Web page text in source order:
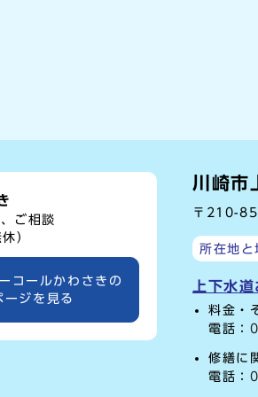
ご相談
）
コールかわさきの
ージを見る
川崎市
〒210-
所在地と
上下水
料金・
電話：
修繕に
電話：